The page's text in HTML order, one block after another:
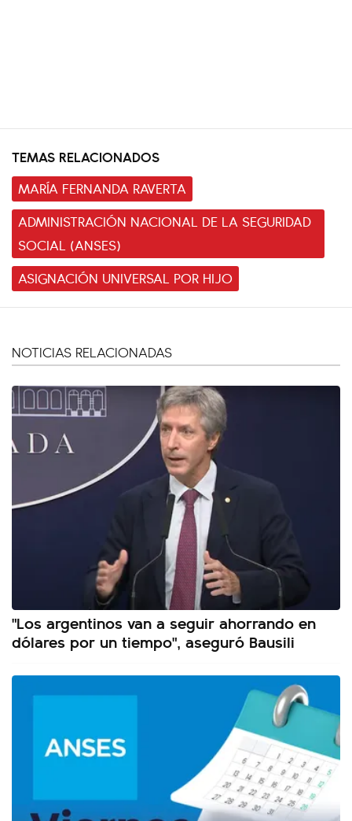
TEMAS RELACIONADOS
MARÍA FERNANDA RAVERTA
ADMINISTRACIÓN NACIONAL DE LA SEGURIDAD
SOCIAL (ANSES)
ASIGNACIÓN UNIVERSAL POR HIJO
NOTICIAS RELACIONADAS
"Los argentinos van a seguir ahorrando en
dólares por un tiempo", aseguró Bausili